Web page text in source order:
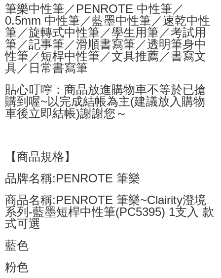
宅配
NT$80/order | Free shipping on orders of NT$799 or more
國家/地區配送0330 Shipping Rates
筆樂中性筆／PENROTE 中性筆／
0.5mm 中性筆／藍墨中性筆／速乾中性
筆／旋轉式中性筆／學生用筆／考試用
筆／記事筆／滑順書寫筆／透明筆身中
性筆／短桿中性筆／文具推薦／書寫文
具／日常書寫筆
貼心叮嚀：商品放進購物車不等於已搶
購到喔~以完成結帳為主(建議放入購物
車後立即結帳)謝謝您～
【商品規格】
品牌名稱:PENROTE 筆樂
商品名稱:PENROTE 筆樂~Clairity澄境
系列-藍墨短桿中性筆(PC5395) 1支入 款
式可選
藍色
粉色